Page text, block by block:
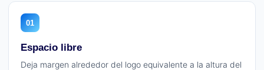
01
Espacio libre
Deja margen alrededor del logo equivalente a la altura del